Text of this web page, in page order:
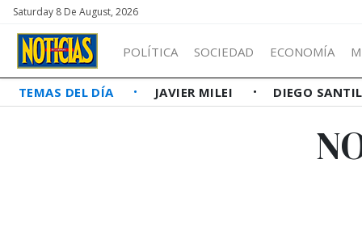
Saturday 8 De August, 2026
POLÍTICA SOCIEDAD ECONOMÍA
TEMAS DEL DÍA JAVIER MILEI DIEGO